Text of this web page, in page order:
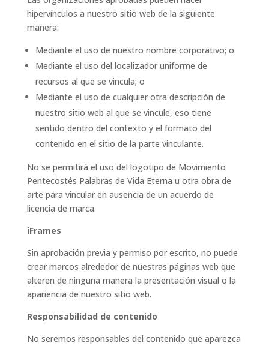
hipervínculos a nuestro sitio web de la siguiente
manera:
Mediante el uso de nuestro nombre corporativo; o
Mediante el uso del localizador uniforme de
recursos al que se vincula; o
Mediante el uso de cualquier otra descripción de
nuestro sitio web al que se vincule, eso tiene
sentido dentro del contexto y el formato del
contenido en el sitio de la parte vinculante.
No se permitirá el uso del logotipo de Movimiento
Pentecostés Palabras de Vida Eterna u otra obra de
arte para vincular en ausencia de un acuerdo de
licencia de marca.
iFrames
Sin aprobación previa y permiso por escrito, no puede
crear marcos alrededor de nuestras páginas web que
alteren de ninguna manera la presentación visual o la
apariencia de nuestro sitio web.
Responsabilidad de contenido
No seremos responsables del contenido que aparezca